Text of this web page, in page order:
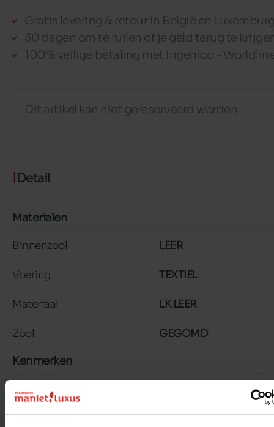
Gratis levering & retour in België en
30 dagen om te ruilen of je geld terug te
100% veilige betaling met Ingenico -
Dit artikel kan niet gereserveerd worden
Detail
Materialen
Binnenzool LEER
Voering TEXTIEL
Materiaal LK LEER
Zool GEGOMD
Kenmerken
Color MARINE/ROOD
Breedte van de Raad normal